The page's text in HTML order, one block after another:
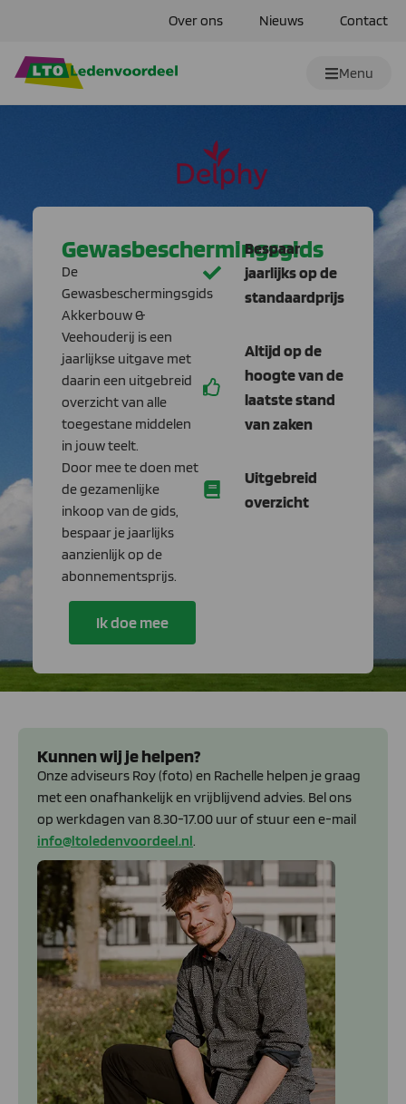
Over ons Nieuws Contact
Menu
Gewasbeschermingsgids
De
Gewasbeschermingsgids
Akkerbouw &
Veehouderij is een
jaarlijkse uitgave met
daarin een uitgebreid
overzicht van alle
toegestane middelen
in jouw teelt.
Door mee te doen met
de gezamenlijke
inkoop van de gids,
bespaar je jaarlijks
aanzienlijk op de
abonnementsprijs.
Ik doe mee
Bespaar
jaarlijks op de
standaardprijs
Altijd op de
hoogte van de
laatste stand
van zaken
Uitgebreid
overzicht
Kunnen wij je helpen?
Onze adviseurs Roy (foto) en Rachelle helpen je graag
met een onafhankelijk en vrijblijvend advies. Bel ons
op werkdagen van 8.30-17.00 uur of stuur een e-mail
info@ltoledenvoordeel.nl.